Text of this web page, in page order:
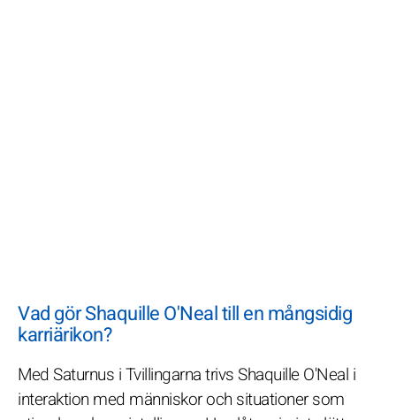
Vad gör Shaquille O'Neal till en mångsidig
karriärikon?
Med Saturnus i Tvillingarna trivs Shaquille O'Neal i
interaktion med människor och situationer som